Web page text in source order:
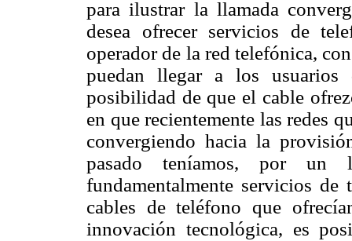
para ilustrar la llamada
desea ofrecer servicios de
operador de la red telefónica,
puedan llegar a los
posibilidad de que el cable
en que recientemente las redes
convergiendo hacia la
pasado teníamos, por un
fundamentalmente servicios
cables de teléfono que
innovación tecnológica, es